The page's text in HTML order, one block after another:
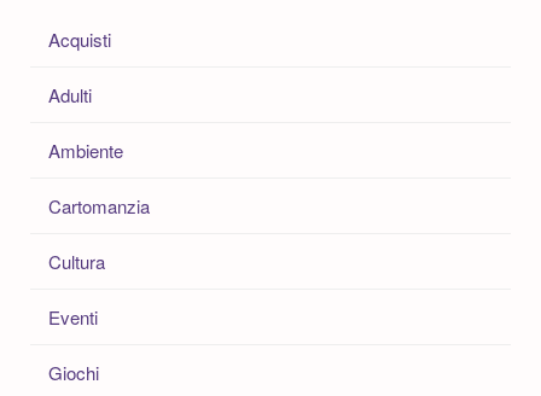
Acquisti
Adulti
Ambiente
Cartomanzia
Cultura
Eventi
Giochi